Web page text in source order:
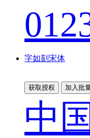
字如刻宋体
获取授权 加入批
中